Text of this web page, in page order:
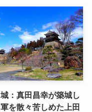
城：真田昌幸が築城し
を散々苦しめた上田